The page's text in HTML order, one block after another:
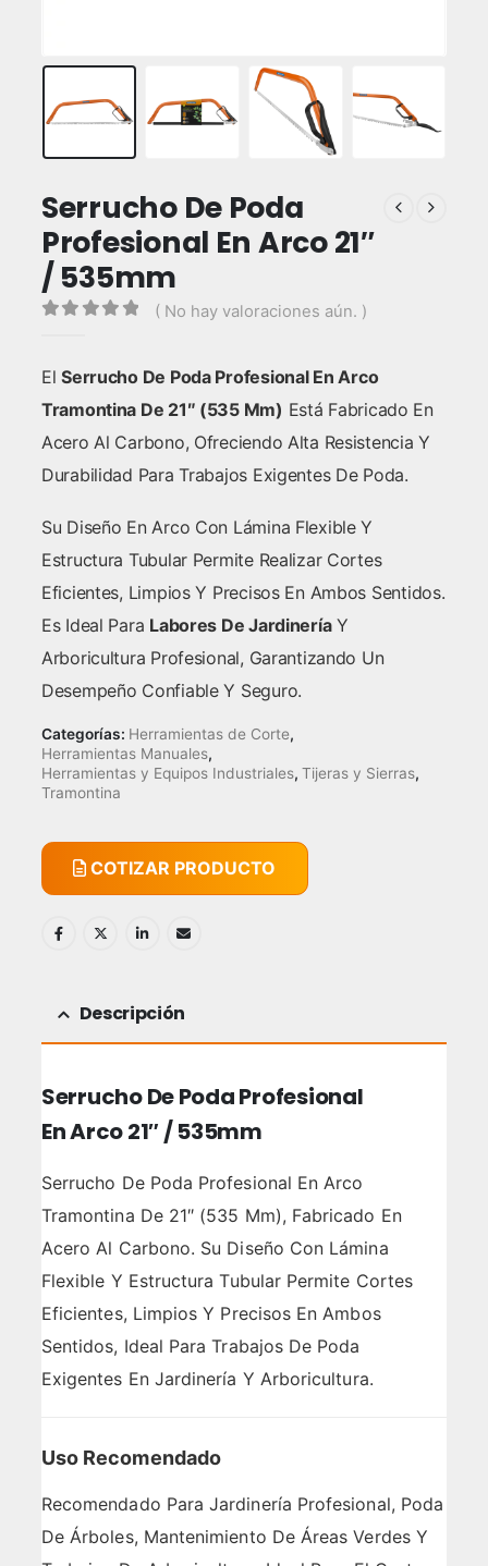
Serrucho De Poda
Profesional En Arco 21″
/ 535mm
( No hay valoraciones aún. )
ElSerrucho De Poda Profesional En Arco
Tramontina De 21″ (535 Mm) Está Fabricado En
Acero Al Carbono, Ofreciendo Alta Resistencia Y
Durabilidad Para Trabajos Exigentes De Poda.
Su Diseño En Arco Con Lámina Flexible Y
Estructura Tubular Permite Realizar Cortes
Eficientes, Limpios Y Precisos En Ambos Sentidos.
Es Ideal Para Labores De JardineríaY
Arboricultura Profesional, Garantizando Un
Desempeño Confiable Y Seguro.
Categorías: Herramientas de Corte,
Herramientas Manuales,
Herramientas y Equipos Industriales, Tijeras y Sierras,
Tramontina
COTIZAR PRODUCTO
Descripción
Serrucho De Poda Profesional
En Arco 21″ / 535mm
Serrucho De Poda Profesional En Arco
Tramontina De 21″ (535 Mm), Fabricado En
Acero Al Carbono. Su Diseño Con Lámina
Flexible Y Estructura Tubular Permite Cortes
Eficientes, Limpios Y Precisos En Ambos
Sentidos, Ideal Para Trabajos De Poda
Exigentes En Jardinería Y Arboricultura.
Uso Recomendado
Recomendado Para Jardinería Profesional, Poda
De Árboles, Mantenimiento De Áreas Verdes Y